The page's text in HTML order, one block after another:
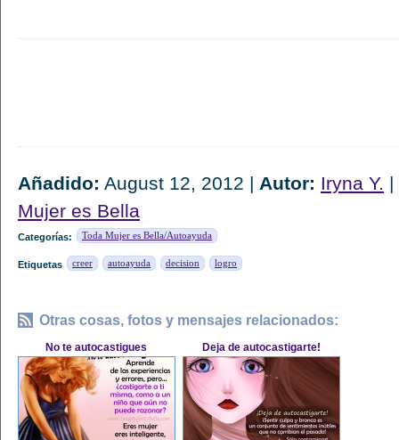
Añadido: August 12, 2012 | Autor: Iryna Y. |
Mujer es Bella
Categorías: Toda Mujer es Bella/Autoayuda
Etiquetas creer autoayuda decision logro
Otras cosas, fotos y mensajes relacionados:
No te autocastigues Deja de autocastigarte!